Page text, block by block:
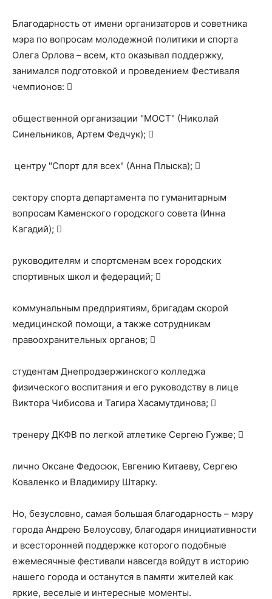
Благодарность от имени организаторов и советника
мэра по вопросам молодежной политики и спорта
Олега Орлова – всем, кто оказывал поддержку,
занимался подготовкой и проведением Фестиваля
чемпионов: ​
общественной организации "МОСТ" (Николай
Синельников, Артем Федчук); 
​ центру "Спорт для всех" (Анна Плыска); ​
сектору спорта департамента по гуманитарным
вопросам Каменского городского совета (Инна
Кагадий); 
​руководителям и спортсменам всех городских
спортивных школ и федераций; ​
коммунальным предприятиям, бригадам скорой
медицинской помощи, а также сотрудникам
правоохранительных органов; ​
студентам Днепродзержинского колледжа
физического воспитания и его руководству в лице
Виктора Чибисова и Тагира Хасамутдинова; ​
тренеру ДКФВ по легкой атлетике Сергею Гужве; ​
лично Оксане Федосюк, Евгению Китаеву, Сергею
Коваленко и Владимиру Штарку.
Но, безусловно, самая большая благодарность – мэру
города Андрею Белоусову, благодаря инициативности
и всесторонней поддержке которого подобные
ежемесячные фестивали навсегда войдут в историю
нашего города и останутся в памяти жителей как
яркие, веселые и интересные моменты.